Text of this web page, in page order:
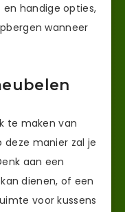
handige opties,
wanneer
te maken van
manier zal je
aan een
dienen, of een
voor kussens